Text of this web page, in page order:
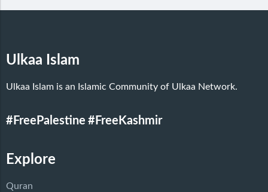
Ulkaa Islam
Ulkaa Islam is an Islamic Community of Ulkaa Network.
#FreePalestine #FreeKashmir
Explore
Quran